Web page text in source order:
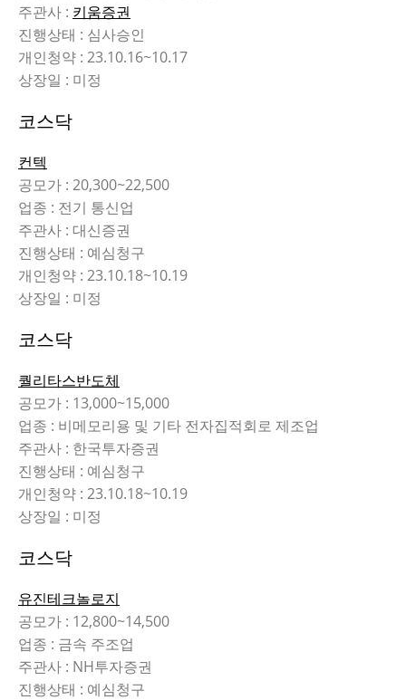
주관사 : 키움증권
진행상태 : 심사승인
개인청약 : 23.10.16~10.17
상장일 : 미정
코스닥
컨텍
공모가 : 20,300~22,500
업종 : 전기 통신업
주관사 : 대신증권
진행상태 : 예심청구
개인청약 : 23.10.18~10.19
상장일 : 미정
코스닥
퀄리타스반도체
공모가 : 13,000~15,000
업종 : 비메모리용 및 기타 전자집적회로 제조업
주관사 : 한국투자증권
진행상태 : 예심청구
개인청약 : 23.10.18~10.19
상장일 : 미정
코스닥
유진테크놀로지
공모가 : 12,800~14,500
업종 : 금속 주조업
주관사 : NH투자증권
진행상태 : 예심청구